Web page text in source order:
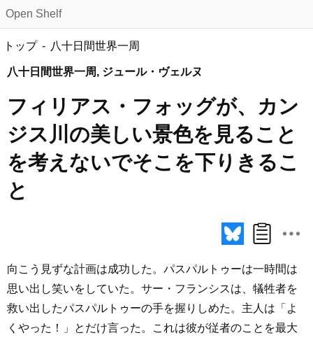
Open Shelf
トップ 八十日間世界一周
八十日間世界一周, ジュール・ヴェルヌ
フィリアス・フォッグが、カン
ジス川の美しい景色を見ること
を考えないでそこを下りきるこ
と
向こう見ずな計画は成功した。パスパルトゥーは一時間は
思い出し笑いをしていた。サー・フランシスは、犠牲者を
救い出したパスパルトゥーの手を握りしめた。主人は「よ
くやった！」とだけ言った。これは彼が従者のことを最大